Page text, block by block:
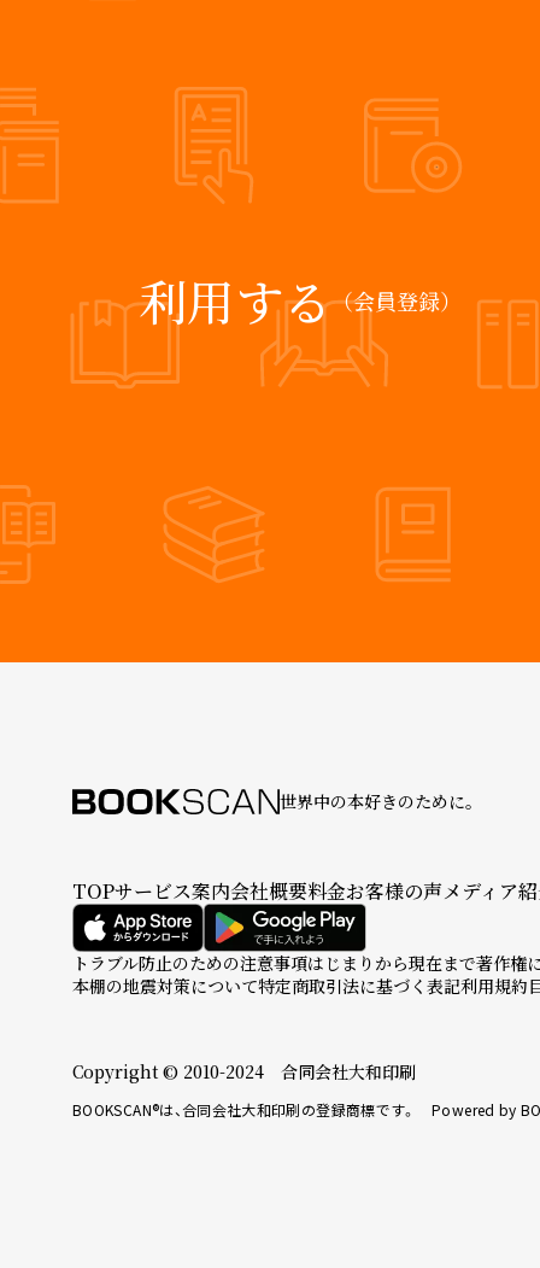
利用する（会員登録）
世界中の本好きのために。
TOPサービス案内会社概要料金お客様の声メディア
トラブル防止のための注意事項はじまりから現在まで著作権
本棚の地震対策について特定商取引法に基づく表記利用規約
Copyright © 2010-2024 合同会社大和印刷
BOOKSCAN®は、合同会社大和印刷の登録商標です。 Powered by